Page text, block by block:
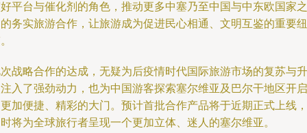
平台与催化剂的角色，推动更多中塞乃至中国与中东欧国家之
务实旅游合作，让旅游成为促进民心相通、文明互鉴的重要纽
战略合作的达成，无疑为后疫情时代国际旅游市场的复苏与升
入了强劲动力，也为中国游客探索塞尔维亚及巴尔干地区开启
加便捷、精彩的大门。预计首批合作产品将于近期正式上线，
将为全球旅行者呈现一个更加立体、迷人的塞尔维亚。